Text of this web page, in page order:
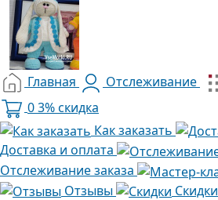
Главная Отслеживание
03% скидка
Как заказать
Доставка и оплата
Отслеживание заказа
Отзывы
Скидки